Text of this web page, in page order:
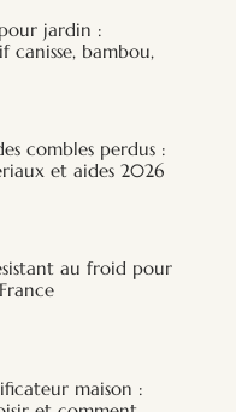
jardin :
canisse, bambou,
combles perdus :
et aides 2026
au froid pour
maison :